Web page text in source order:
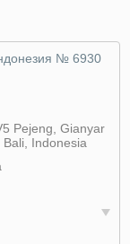
№ 6930
Pejeng, Gianyar
Bali, Indonesia